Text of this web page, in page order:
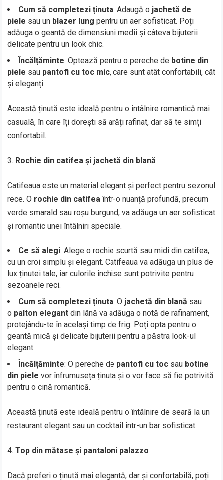
Cum să completezi ținuta: Adaugă o jachetă de
piele sau un blazer lung pentru un aer sofisticat. Poți
adăuga o geantă de dimensiuni medii și câteva bijuterii
delicate pentru un look chic.
Încălțăminte: Optează pentru o pereche de botine din
piele sau pantofi cu toc mic, care sunt atât confortabili, cât
și eleganți.
Această ținută este ideală pentru o întâlnire romantică mai
casuală, în care îți dorești să arăți rafinat, dar să te simți
confortabil.
Rochie din catifea și jachetă din blană
Catifeaua este un material elegant și perfect pentru sezonul
rece. O rochie din catifea într-o nuanță profundă, precum
verde smarald sau roșu burgund, va adăuga un aer sofisticat
și romantic unei întâlniri speciale.
Ce să alegi: Alege o rochie scurtă sau midi din catifea,
cu un croi simplu și elegant. Catifeaua va adăuga un plus de
lux ținutei tale, iar culorile închise sunt potrivite pentru
sezoanele reci.
Cum să completezi ținuta: O jachetă din blană sau
o palton elegant din lână va adăuga o notă de rafinament,
protejându-te în același timp de frig. Poți opta pentru o
geantă mică și delicate bijuterii pentru a păstra look-ul
elegant.
Încălțăminte: O pereche de pantofi cu toc sau botine
din piele vor înfrumuseța ținuta și o vor face să fie potrivită
pentru o cină romantică.
Această ținută este ideală pentru o întâlnire de seară la un
restaurant elegant sau un cocktail într-un bar sofisticat.
Top din mătase și pantaloni palazzo
Dacă preferi o ținută mai elegantă, dar și confortabilă, poți